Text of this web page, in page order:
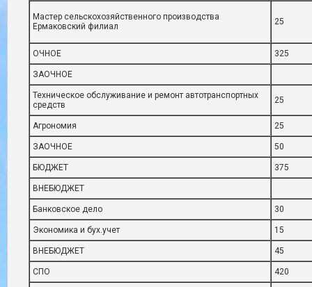
Мастер сельскохозяйственного производства
Ермаковский филиал
25
ОЧНОЕ 325
ЗАОЧНОЕ
Техническое обслуживание и ремонт автотранспортных
средств
25
Агрономия 25
ЗАОЧНОЕ 50
БЮДЖЕТ 375
ВНЕБЮДЖЕТ
Банковское дело 30
Экономика и бух.учет 15
ВНЕБЮДЖЕТ 45
СПО 420